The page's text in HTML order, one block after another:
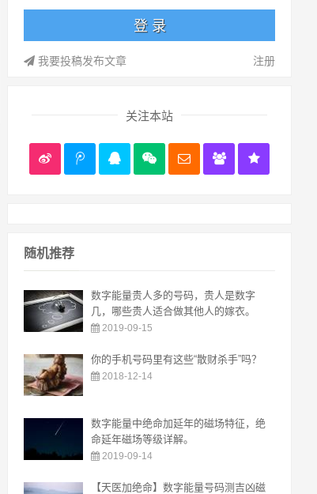
注册
我要投稿发布文章
关注本站
随机推荐
数字能量贵人多的号码，贵人是数字
几，哪些贵人适合做其他人的嫁衣。
2019-09-15
你的手机号码里有这些“散财杀手”吗？
2018-12-14
数字能量中绝命加延年的磁场特征，绝
命延年磁场等级详解。
2019-09-14
【天医加绝命】数字能量号码测吉凶磁